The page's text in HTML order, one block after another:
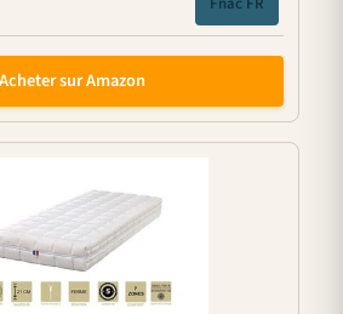
Acheter sur Amazon